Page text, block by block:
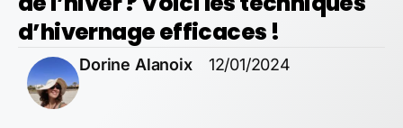
d’hivernage efficaces !
Dorine Alanoix 12/01/2024